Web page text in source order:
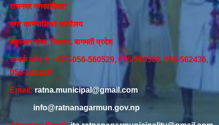
रत्ननगर नगरपालिका
नगर कार्यपालिकाे कार्यालय‍
बकुलहर चोक, चितवन, बागमती प्रदेश
सम्पर्क फोन नं: +977-056-560529, 056-560506, 056-562436,
056-561229
Email:ratna.municipal@gmail.com
info@ratnanagarmun.gov.np